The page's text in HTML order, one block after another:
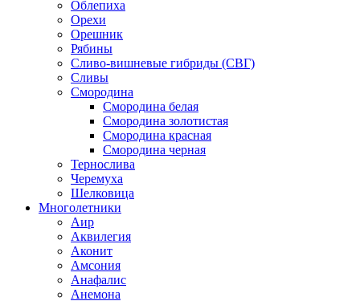
Облепиха
Орехи
Орешник
Рябины
Сливо-вишневые гибриды (СВГ)
Сливы
Смородина
Смородина белая
Смородина золотистая
Смородина красная
Смородина черная
Тернослива
Черемуха
Шелковица
Многолетники
Аир
Аквилегия
Аконит
Амсония
Анафалис
Анемона